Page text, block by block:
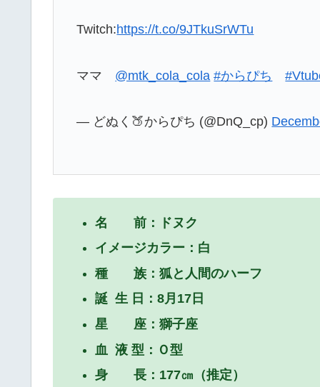
Twitch:https://t.co/9JTkuSrWTu
ママ @mtk_cola_cola #からぴち
— どぬく🍑からぴち (@DnQ_cp)
名 前：ドヌク
イメージカラー：白
種 族：狐と人間のハーフ
誕 生 日：8月17日
星 座：獅子座
血 液 型：Ｏ型
身 長：177㎝（推定）